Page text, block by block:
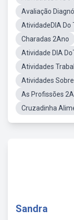
Avaliação
AtividadeDIA Do
Charadas 2Ano
Atividade DIA
Atividades
Atividades
As Profissões
Cruzadinha
Sandra